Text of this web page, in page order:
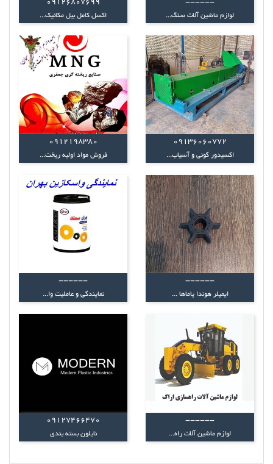
------
لوازم ماشین آلات سنگ...
09126807699
اکسل کامل بیل مکانیک...
09136060772
اکسیدور گونی و آسیاب...
0912198380
فروش مواد اولیه ریخت...
------
ایمپلر هوندا یاماها ...
------
نمایندگی و عاملیت وا...
------
لوازم ماشین آلات راه...
09127466470
نایلون بسته بندی